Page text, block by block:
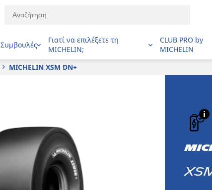
Συμβουλές
Γιατί να επιλέξετε τη
MICHELIN;
CLUB PRO by
MICHELIN
MICHELIN XSM DN+